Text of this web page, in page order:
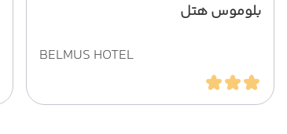
بلوموس هتل
BELMUS HOTEL